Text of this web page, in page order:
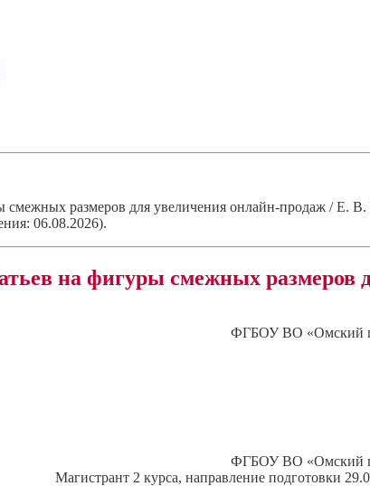
смежных размеров для увеличения онлайн-продаж /
06.08.2026).
на фигуры смежных размеров
ФГБОУ ВО «Омский
ФГБОУ ВО «Омский
Магистрант 2 курса, направление подготовки